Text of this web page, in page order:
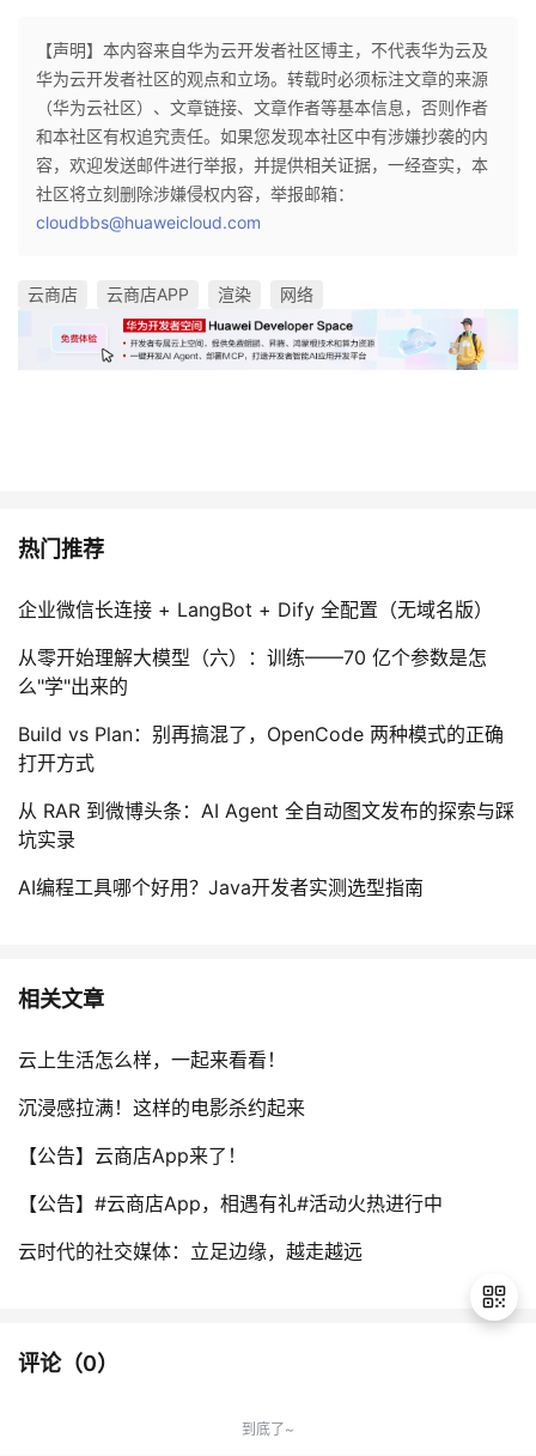
【声明】本内容来自华为云开发者社区博主，不代表华为云及
华为云开发者社区的观点和立场。转载时必须标注文章的来源
（华为云社区）、文章链接、文章作者等基本信息，否则作者
和本社区有权追究责任。如果您发现本社区中有涉嫌抄袭的内
容，欢迎发送邮件进行举报，并提供相关证据，一经查实，本
社区将立刻删除涉嫌侵权内容，举报邮箱：
cloudbbs@huaweicloud.com
云商店 云商店APP 渲染 网络
热门推荐
企业微信长连接 + LangBot + Dify 全配置（无域名版）
从零开始理解大模型（六）：训练——70 亿个参数是怎
么"学"出来的
Build vs Plan：别再搞混了，OpenCode 两种模式的正确
打开方式
从 RAR 到微博头条：AI Agent 全自动图文发布的探索与踩
坑实录
AI编程工具哪个好用？Java开发者实测选型指南
相关文章
云上生活怎么样，一起来看看！
沉浸感拉满！这样的电影杀约起来
【公告】云商店App来了！
【公告】#云商店App，相遇有礼#活动火热进行中
云时代的社交媒体：立足边缘，越走越远
评论（0）
到底了~